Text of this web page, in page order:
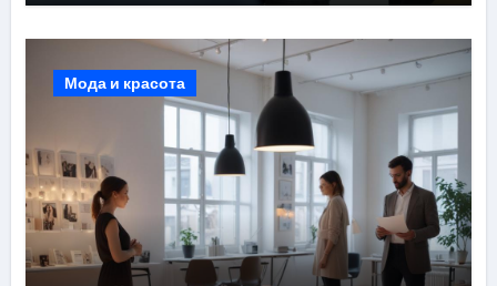
Мода и красота